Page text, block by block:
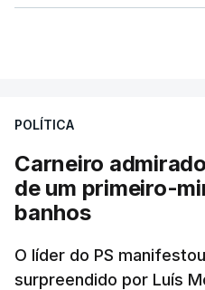
POLÍTICA
Carneiro
de um primeiro-
banhos
O líder do PS
surpreendido por Luís